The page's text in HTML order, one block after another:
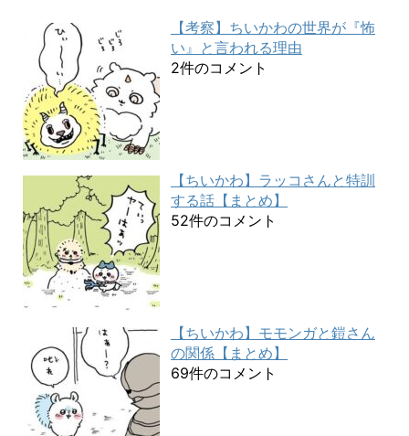
【考察】ちいかわの世界が『怖
い』と言われる理由
2件のコメント
【ちいかわ】ラッコさんと特訓
する話【まとめ】
52件のコメント
【ちいかわ】モモンガと鎧さん
の関係【まとめ】
69件のコメント